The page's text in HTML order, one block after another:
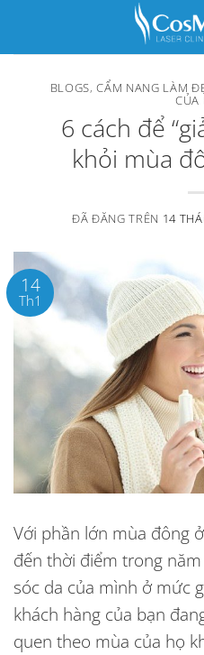
BLOGS,CẨM NANG LÀM
CỦA
6 cách để
khỏi mùa
ĐÃ ĐĂNG TRÊN 14
14
Th1
Với phần lớn mùa đông
đến thời điểm trong
sóc da của mình ở mức
khách hàng của bạn
quen theo mùa của họ